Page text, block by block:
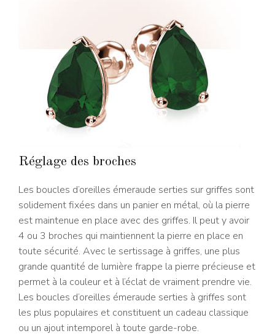
Réglage des broches
Les boucles d’oreilles émeraude serties sur griffes sont
solidement fixées dans un panier en métal, où la pierre
est maintenue en place avec des griffes. Il peut y avoir
4 ou 3 broches qui maintiennent la pierre en place en
toute sécurité. Avec le sertissage à griffes, une plus
grande quantité de lumière frappe la pierre précieuse et
permet à la couleur et à l’éclat de vraiment prendre vie.
Les boucles d’oreilles émeraude serties à griffes sont
les plus populaires et constituent un cadeau classique
ou un ajout intemporel à toute garde-robe.